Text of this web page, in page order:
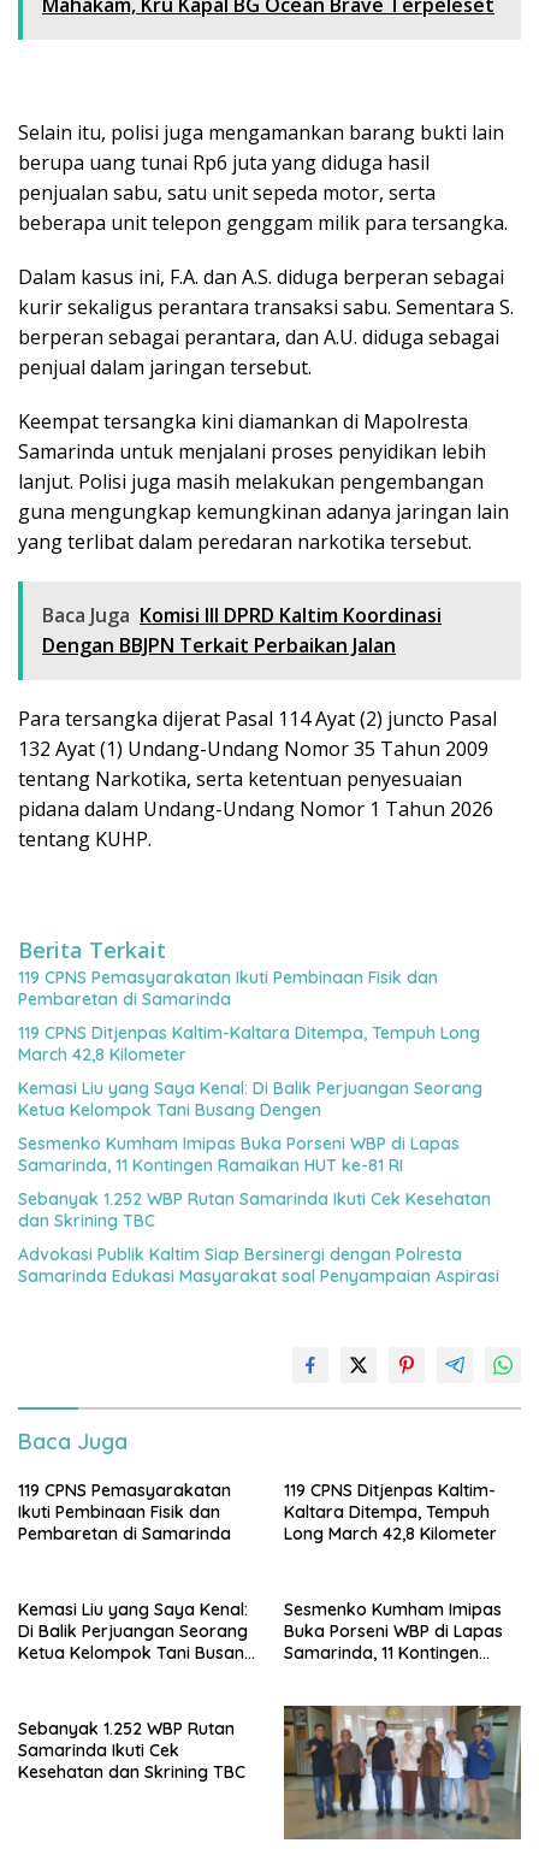
Selain itu, polisi juga mengamankan barang bukti lain
berupa uang tunai Rp6 juta yang diduga hasil
penjualan sabu, satu unit sepeda motor, serta
beberapa unit telepon genggam milik para tersangka.
Dalam kasus ini, F.A. dan A.S. diduga berperan sebagai
kurir sekaligus perantara transaksi sabu. Sementara S.
berperan sebagai perantara, dan A.U. diduga sebagai
penjual dalam jaringan tersebut.
Keempat tersangka kini diamankan di Mapolresta
Samarinda untuk menjalani proses penyidikan lebih
lanjut. Polisi juga masih melakukan pengembangan
guna mengungkap kemungkinan adanya jaringan lain
yang terlibat dalam peredaran narkotika tersebut.
Baca Juga Komisi III DPRD Kaltim Koordinasi
Dengan BBJPN Terkait Perbaikan Jalan
Para tersangka dijerat Pasal 114 Ayat (2) juncto Pasal
132 Ayat (1) Undang-Undang Nomor 35 Tahun 2009
tentang Narkotika, serta ketentuan penyesuaian
pidana dalam Undang-Undang Nomor 1 Tahun 2026
tentang KUHP.
Berita Terkait
119 CPNS Pemasyarakatan Ikuti Pembinaan Fisik dan
Pembaretan di Samarinda
119 CPNS Ditjenpas Kaltim-Kaltara Ditempa, Tempuh Long
March 42,8 Kilometer
Kemasi Liu yang Saya Kenal: Di Balik Perjuangan Seorang
Ketua Kelompok Tani Busang Dengen
Sesmenko Kumham Imipas Buka Porseni WBP di Lapas
Samarinda, 11 Kontingen Ramaikan HUT ke-81 RI
Sebanyak 1.252 WBP Rutan Samarinda Ikuti Cek Kesehatan
dan Skrining TBC
Advokasi Publik Kaltim Siap Bersinergi dengan Polresta
Samarinda Edukasi Masyarakat soal Penyampaian Aspirasi
Baca Juga
119 CPNS Pemasyarakatan
Ikuti Pembinaan Fisik dan
Pembaretan di Samarinda
119 CPNS Ditjenpas Kaltim-
Kaltara Ditempa, Tempuh
Long March 42,8 Kilometer
Kemasi Liu yang Saya Kenal:
Di Balik Perjuangan Seorang
Ketua Kelompok Tani Busang
Sesmenko Kumham Imipas
Buka Porseni WBP di Lapas
Samarinda, 11 Kontingen
Sebanyak 1.252 WBP Rutan
Samarinda Ikuti Cek
Kesehatan dan Skrining TBC